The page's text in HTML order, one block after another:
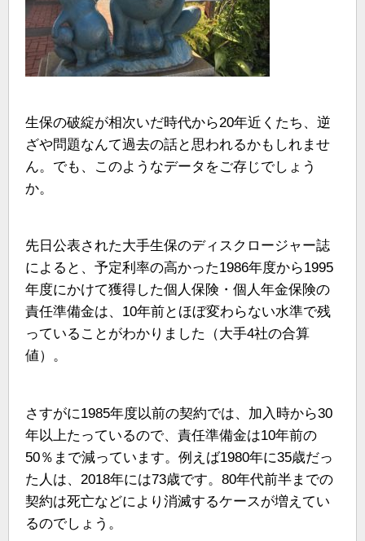
生保の破綻が相次いだ時代から20年近くたち、逆
ざや問題なんて過去の話と思われるかもしれませ
ん。でも、このようなデータをご存じでしょう
か。
先日公表された大手生保のディスクロージャー誌
によると、予定利率の高かった1986年度から1995
年度にかけて獲得した個人保険・個人年金保険の
責任準備金は、10年前とほぼ変わらない水準で残
っていることがわかりました（大手4社の合算
値）。
さすがに1985年度以前の契約では、加入時から30
年以上たっているので、責任準備金は10年前の
50％まで減っています。例えば1980年に35歳だっ
た人は、2018年には73歳です。80年代前半までの
契約は死亡などにより消滅するケースが増えてい
るのでしょう。